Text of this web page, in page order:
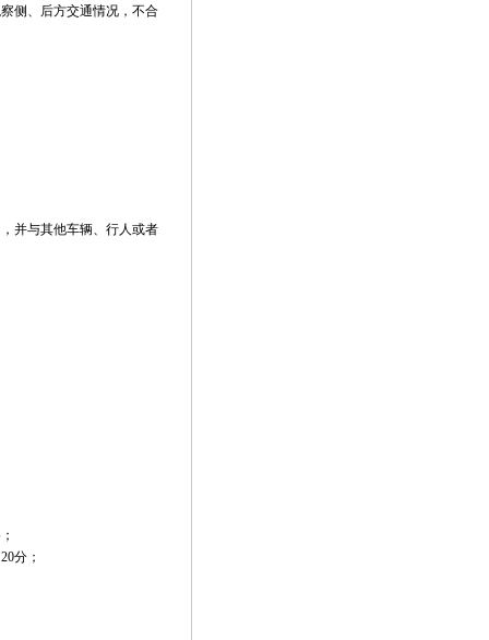
侧、后方交通情况，不合
并与其他车辆、行人或者
分；